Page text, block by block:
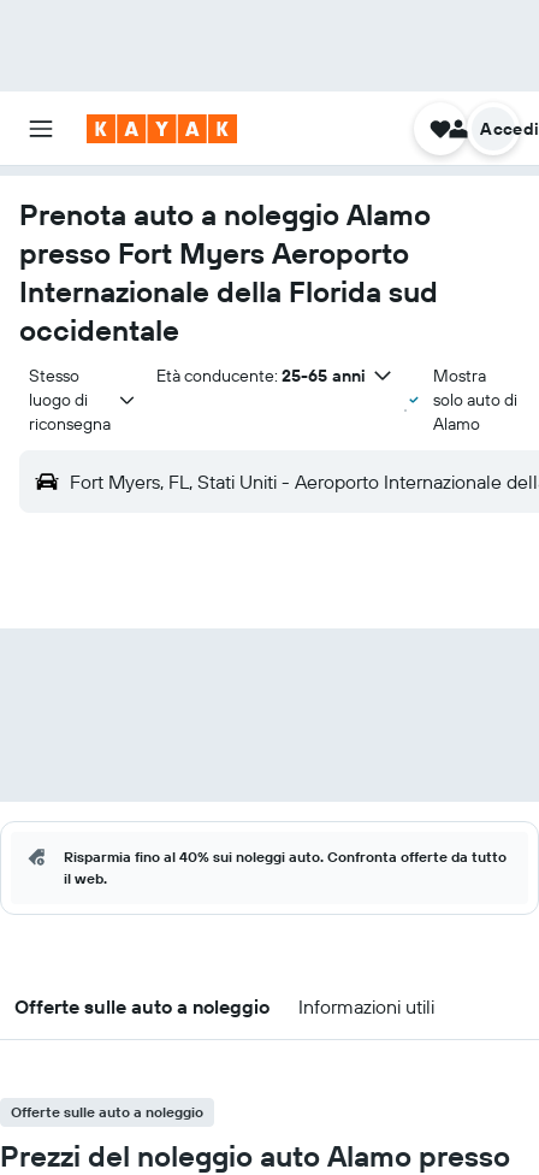
Accedi
Prenota auto a noleggio Alamo
presso Fort Myers Aeroporto
Internazionale della Florida sud
occidentale
Stesso
luogo di
riconsegna
Età conducente: 25-65 anni
Mostra
solo auto di
Alamo
Fort Myers, FL, Stati Uniti - Aeroporto Internazionale
Risparmia fino al 40% sui noleggi auto. Confronta offerte da tutto
il web.
Offerte sulle auto a noleggio Informazioni utili
Offerte sulle auto a noleggio
Prezzi del noleggio auto Alamo presso